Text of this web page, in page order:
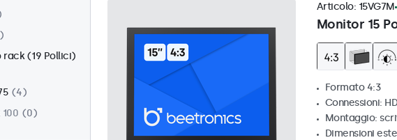
rack (19 Pollici)
4
100
0
Monitor 15
Articolo: 15VG7M
Formato 4:3
Connessioni:
Montaggio:
Dimensioni